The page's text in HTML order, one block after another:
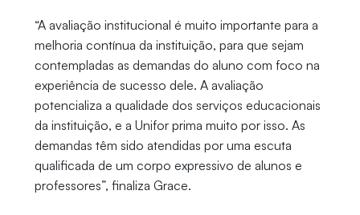
“A avaliação institucional é muito importante para a
melhoria contínua da instituição, para que sejam
contempladas as demandas do aluno com foco na
experiência de sucesso dele. A avaliação
potencializa a qualidade dos serviços educacionais
da instituição, e a Unifor prima muito por isso. As
demandas têm sido atendidas por uma escuta
qualificada de um corpo expressivo de alunos e
professores”, finaliza Grace.